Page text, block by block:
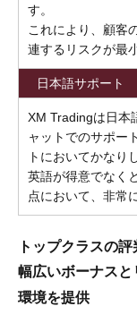
す。
これにより、顧客
連するリスクが最
日本語サポート
XM Tradingは日本
ャットでのサポー
トにおいてかなり
英語が得意でなく
点において、非常
トップクラスの
幅広いボーナスと
環境を提供